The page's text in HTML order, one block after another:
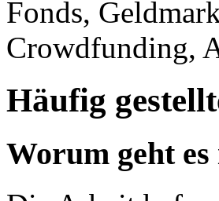
Fonds,
Crowdfunding,
Häufig
Worum geht